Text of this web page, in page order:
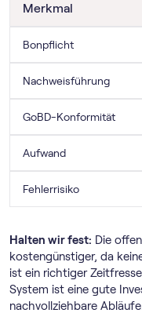
Merkmal
Bonpflicht
Nachweisführung
GoBD-Konformität
Aufwand
Fehlerrisiko
Halten wir fest: Die
kostengünstiger, da
ist ein richtiger
System ist eine gute
nachvollziehbare Abläufe.